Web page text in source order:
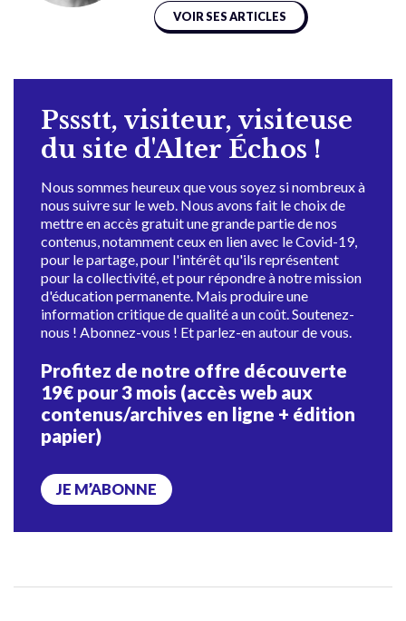
VOIR SES ARTICLES
Pssstt, visiteur, visiteuse
du site d'Alter Échos !
Nous sommes heureux que vous soyez si nombreux à
nous suivre sur le web. Nous avons fait le choix de
mettre en accès gratuit une grande partie de nos
contenus, notamment ceux en lien avec le Covid-19,
pour le partage, pour l'intérêt qu'ils représentent
pour la collectivité, et pour répondre à notre mission
d'éducation permanente. Mais produire une
information critique de qualité a un coût. Soutenez-
nous ! Abonnez-vous ! Et parlez-en autour de vous.
Profitez de notre offre découverte
19€ pour 3 mois (accès web aux
contenus/archives en ligne + édition
papier)
JE M’ABONNE